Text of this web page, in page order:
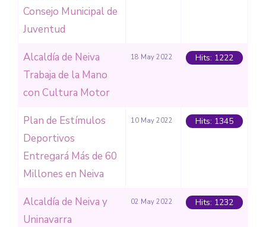
Consejo Municipal de
Juventud
Alcaldía de Neiva
Trabaja de la Mano
con Cultura Motor
18 May 2022 Hits: 1222
Plan de Estímulos
Deportivos
Entregará Más de 60
Millones en Neiva
10 May 2022 Hits: 1345
Alcaldía de Neiva y
Uninavarra
02 May 2022 Hits: 1232